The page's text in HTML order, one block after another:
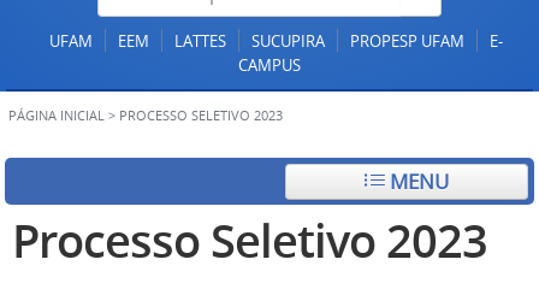
UFAM EEM LATTES SUCUPIRA PROPESP UFAM
E-
CAMPUS
PÁGINA INICIAL > PROCESSO SELETIVO 2023
MENU
Processo Seletivo 2023